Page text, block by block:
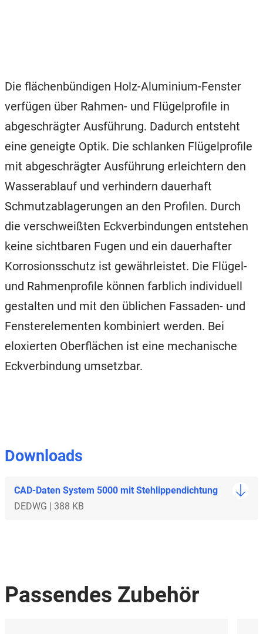
Die flächenbündigen Holz-Aluminium-Fenster
verfügen über Rahmen- und Flügelprofile in
abgeschrägter Ausführung. Dadurch entsteht
eine geneigte Optik. Die schlanken Flügelprofile
mit abgeschrägter Ausführung erleichtern den
Wasserablauf und verhindern dauerhaft
Schmutzablagerungen an den Profilen. Durch
die verschweißten Eckverbindungen entstehen
keine sichtbaren Fugen und ein dauerhafter
Korrosionsschutz ist gewährleistet. Die Flügel-
und Rahmenprofile können farblich individuell
gestalten und mit den üblichen Fassaden- und
Fensterelementen kombiniert werden. Bei
eloxierten Oberflächen ist eine mechanische
Eckverbindung umsetzbar.
Downloads
CAD-Daten System 5000 mit Stehlippendichtung
DEDWG | 388 KB
Passendes Zubehör